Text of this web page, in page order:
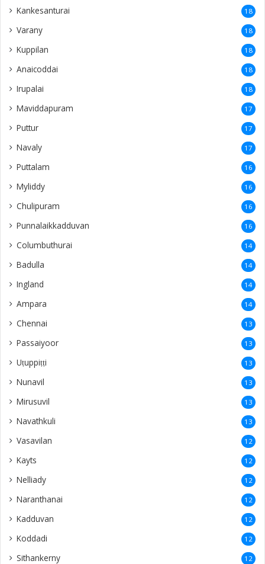
Kankesanturai 18
Varany 18
Kuppilan 18
Anaicoddai 18
Irupalai 18
Maviddapuram 17
Puttur 17
Navaly 17
Puttalam 16
Myliddy 16
Chulipuram 16
Punnalaikkadduvan 16
Columbuthurai 14
Badulla 14
Ingland 14
Ampara 14
Chennai 13
Passaiyoor 13
Uṭuppiṭṭi 13
Nunavil 13
Mirusuvil 13
Navathkuli 13
Vasavilan 12
Kayts 12
Nelliady 12
Naranthanai 12
Kadduvan 12
Koddadi 12
Sithankerny 12